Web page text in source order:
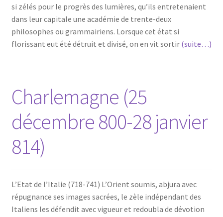
si zélés pour le progrès des lumières, qu’ils entretenaient
dans leur capitale une académie de trente-deux
philosophes ou grammairiens. Lorsque cet état si
florissant eut été détruit et divisé, on en vit sortir (suite…)
Charlemagne (25
décembre 800-28 janvier
814)
L’Etat de l’Italie (718-741) L’Orient soumis, abjura avec
répugnance ses images sacrées, le zèle indépendant des
Italiens les défendit avec vigueur et redoubla de dévotion